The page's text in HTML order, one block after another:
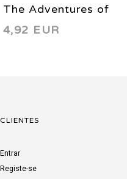
The Adventures of
Superman 590 2001
4,92 EUR
CLIENTES
Entrar
Registe-se